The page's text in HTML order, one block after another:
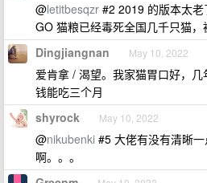
@letitbesqzr #2 2019 的版本太
GO 猫粮已经毒死全国几千只猫，
Dingjiangnan May 10, 2022
爱肯拿 / 渴望。我家猫胃口好，
钱能吃三个月
shyrock May 10, 2022
@nikubenki #5 大佬有没有清晰
啊。。。